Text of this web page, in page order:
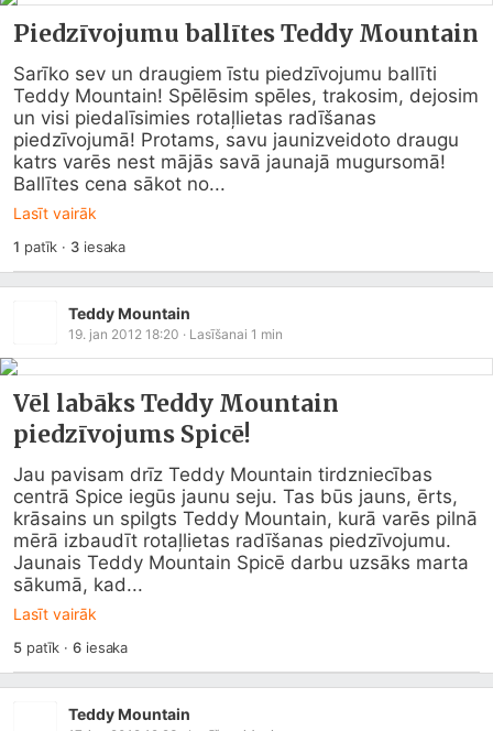
Piedzīvojumu ballītes Teddy Mountain
Sarīko sev un draugiem īstu piedzīvojumu ballīti
Teddy Mountain! Spēlēsim spēles, trakosim, dejosim
un visi piedalīsimies rotaļlietas radīšanas
piedzīvojumā! Protams, savu jaunizveidoto draugu
katrs varēs nest mājās savā jaunajā mugursomā!
Ballītes cena sākot no...
Lasīt vairāk
1 patīk · 3iesaka
Teddy Mountain
19. jan 2012 18:20 · Lasīšanai 1 min
Vēl labāks Teddy Mountain
piedzīvojums Spicē!
Jau pavisam drīz Teddy Mountain tirdzniecības
centrā Spice iegūs jaunu seju. Tas būs jauns, ērts,
krāsains un spilgts Teddy Mountain, kurā varēs pilnā
mērā izbaudīt rotaļlietas radīšanas piedzīvojumu.
Jaunais Teddy Mountain Spicē darbu uzsāks marta
sākumā, kad...
Lasīt vairāk
5patīk ·6iesaka
Teddy Mountain